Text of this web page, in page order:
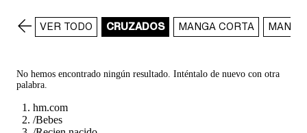
VER TODO CRUZADOS MANGA CORTA
No hemos encontrado ningún resultado. Inténtalo de nuevo con otra
palabra.
hm.com
/Bebes